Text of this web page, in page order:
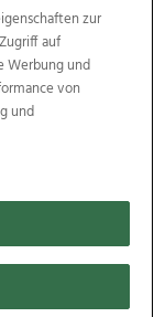
Wimmer
Woche
Immobilien
Galerien
Co KG
zur
auf
Werbung und
von
und